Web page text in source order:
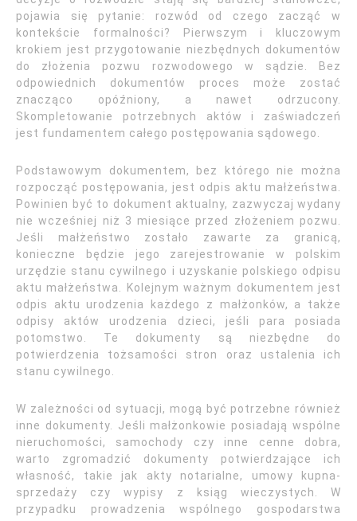
pojawia się pytanie: rozwód od czego zacząć w
kontekście formalności? Pierwszym i kluczowym
krokiem jest przygotowanie niezbędnych dokumentów
do złożenia pozwu rozwodowego w sądzie. Bez
odpowiednich dokumentów proces może zostać
znacząco opóźniony, a nawet odrzucony.
Skompletowanie potrzebnych aktów i zaświadczeń
jest fundamentem całego postępowania sądowego.
Podstawowym dokumentem, bez którego nie można
rozpocząć postępowania, jest odpis aktu małżeństwa.
Powinien być to dokument aktualny, zazwyczaj wydany
nie wcześniej niż 3 miesiące przed złożeniem pozwu.
Jeśli małżeństwo zostało zawarte za granicą,
konieczne będzie jego zarejestrowanie w polskim
urzędzie stanu cywilnego i uzyskanie polskiego odpisu
aktu małżeństwa. Kolejnym ważnym dokumentem jest
odpis aktu urodzenia każdego z małżonków, a także
odpisy aktów urodzenia dzieci, jeśli para posiada
potomstwo. Te dokumenty są niezbędne do
potwierdzenia tożsamości stron oraz ustalenia ich
stanu cywilnego.
W zależności od sytuacji, mogą być potrzebne również
inne dokumenty. Jeśli małżonkowie posiadają wspólne
nieruchomości, samochody czy inne cenne dobra,
warto zgromadzić dokumenty potwierdzające ich
własność, takie jak akty notarialne, umowy kupna-
sprzedaży czy wypisy z ksiąg wieczystych. W
przypadku prowadzenia wspólnego gospodarstwa